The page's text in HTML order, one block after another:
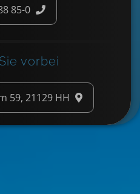
85-0
vorbei
59, 21129 HH